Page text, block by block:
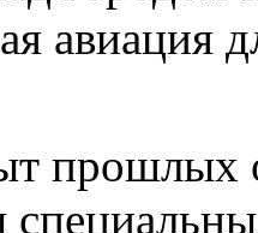
авиация
прошлых